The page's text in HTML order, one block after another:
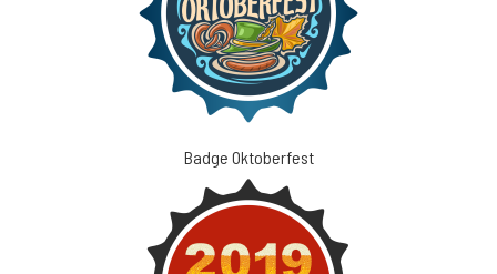
Badge Oktoberfest